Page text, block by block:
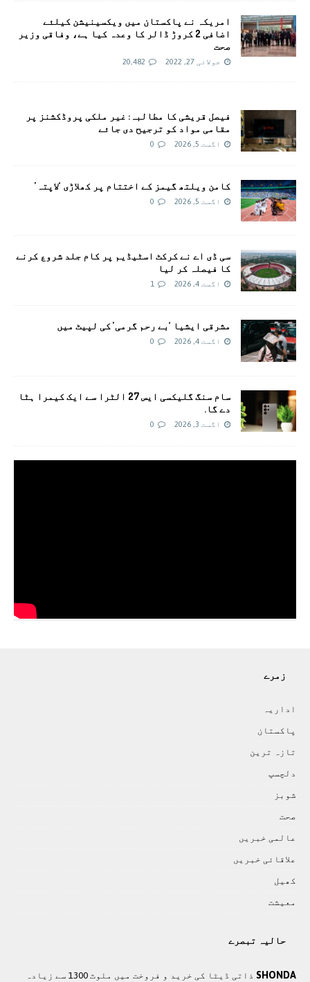
امريکہ نے پاکستان میں ویکسینیشن کیلئے
اضافی 2 کروڑ ڈالر کا وعدہ کیا ہے، وفاقی وزیر
صحت
جولائی 27, 2022 20,482
فیصل قریشی کا مطالبہ: غیر ملکی پروڈکشنز پر
مقامی مواد کو ترجیح دی جائے
اگست 5, 2026 0
کامن ویلتھ گیمز کے اختتام پر کھلاڑی ‘لاپتہ’
اگست 5, 2026 0
سی ڈی اے نے کرکٹ اسٹیڈیم پر کام جلد شروع کرنے
کا فیصلہ کر لیا
اگست 4, 2026 1
مشرقی ایشیا ‘بے رحم گرمی’ کی لپیٹ میں
اگست 4, 2026 0
سام سنگ گلیکسی ایس 27 الٹرا سے ایک کیمرا ہٹا
دے گا.
اگست 3, 2026 0
زمرے
اداريہ
پاکستان
تازہ ترين
دلچسپ
شوبز
صحت
عالمی خبريں
علاقائی خبريں
کھيل
معيشت
حالیہ تبصرے
SHONDA
ذاتی ڈیٹا کی خرید و فروخت میں ملوث 1300 سے زیادہ